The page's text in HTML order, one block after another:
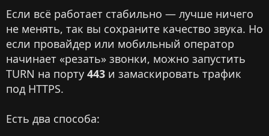
Если всё работает стабильно — лучше ничего
не менять, так вы сохраните качество звука. Но
если провайдер или мобильный оператор
начинает «резать» звонки, можно запустить
TURN на порту 443 и замаскировать трафик
под HTTPS.
Есть два способа: